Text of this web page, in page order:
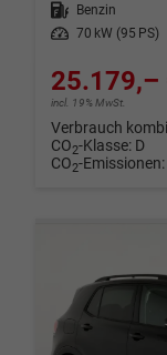
Kraftstoff
Benzin
Leistung
70 kW (95 PS)
25.179,–
incl. 19% MwSt.
Verbrauch
CO2-Klasse: D
CO2-Emissionen: